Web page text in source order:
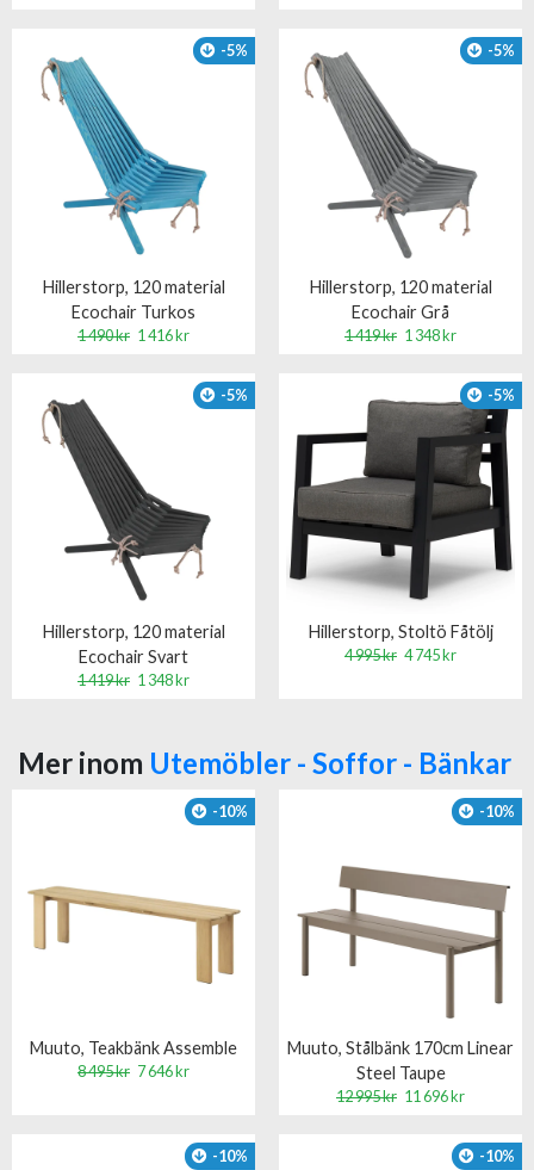
Hillerstorp, 120 material
Ecochair Turkos
1 490 kr 1 416 kr
-5%
Hillerstorp, 120 material
Ecochair Grå
1 419 kr 1 348 kr
-5%
Hillerstorp, 120 material
Ecochair Svart
1 419 kr 1 348 kr
-5%
Hillerstorp, Stoltö Fåtölj
4 995 kr 4 745 kr
-5%
Mer inom Utemöbler - Soffor - Bänkar
Muuto, Teakbänk Assemble
8 495 kr 7 646 kr
-10%
Muuto, Stålbänk 170cm Linear
Steel Taupe
12 995 kr 11 696 kr
-10%
-10% -10%